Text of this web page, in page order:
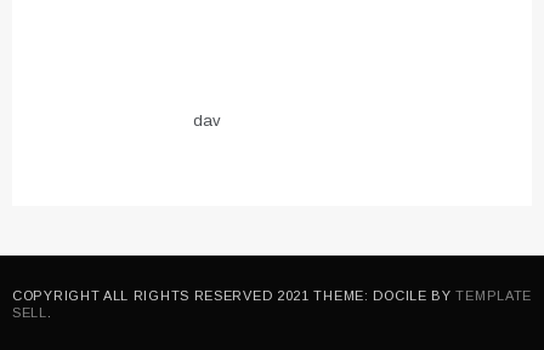
dav
COPYRIGHT ALL RIGHTS RESERVED 2021 THEME: DOCILE BYTEMPLATE
SELL